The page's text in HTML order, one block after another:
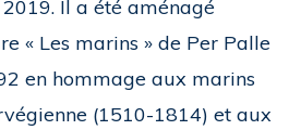
Il a été aménagé
« Les marins » de Per Palle
en hommage aux marins
(1510-1814) et aux